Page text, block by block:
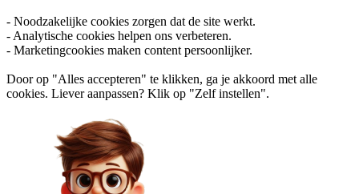
- Noodzakelijke cookies zorgen dat de site werkt.
- Analytische cookies helpen ons verbeteren.
- Marketingcookies maken content persoonlijker.
Door op "Alles accepteren" te klikken, ga je akkoord met alle
cookies. Liever aanpassen? Klik op "Zelf instellen".